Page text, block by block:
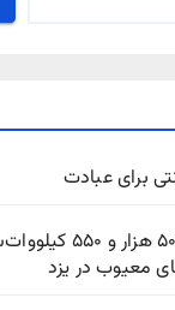
برای عبادت
احصا دو میلیون و
معیوب در یزد